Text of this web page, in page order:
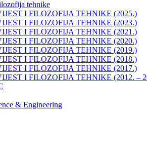
tehnike
I FILOZOFIJA TEHNIKE (2025.)
I FILOZOFIJA TEHNIKE (2023.)
I FILOZOFIJA TEHNIKE (2021.)
I FILOZOFIJA TEHNIKE (2020.)
I FILOZOFIJA TEHNIKE (2019.)
I FILOZOFIJA TEHNIKE (2018.)
I FILOZOFIJA TEHNIKE (2017.)
I FILOZOFIJA TEHNIKE (2012. –
& Engineering